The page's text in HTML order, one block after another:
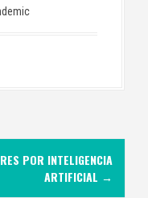
POR INTELIGENCIA
ARTIFICIAL →